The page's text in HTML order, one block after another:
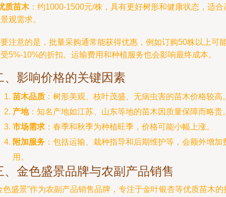
质苗木：约1000-1500元/株，具有更好树形和健康状态，适合
观需求。
注意的是，批量采购通常能获得优惠，例如订购50株以上可
5%-10%的折扣。运输费用和种植服务也会影响最终成本。
、影响价格的关键因素
苗木品质 ：树形美观、枝叶茂盛、无病虫害的苗木价格较高
产地：知名产地如江苏、山东等地的苗木因质量保障而略贵
市场需求 ：春季和秋季为种植旺季，价格可能小幅上涨。
附加服务 ：包括运输、栽种指导和后期维护等，会额外增加
用。
、金色盛景品牌与农副产品销售
色盛景”作为农副产品销售品牌，专注于金叶银杏等优质苗木的